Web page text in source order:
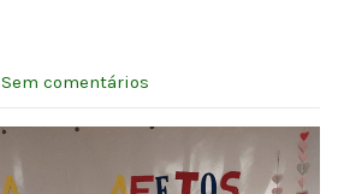
Sem comentários